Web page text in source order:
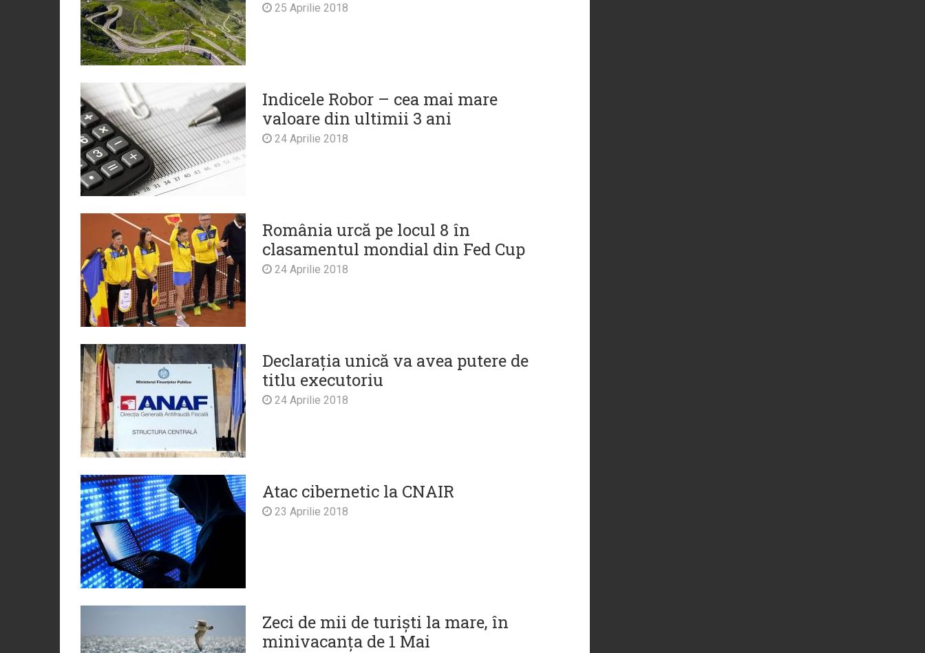
25 Aprilie 2018
Indicele Robor – cea mai mare
valoare din ultimii 3 ani
24 Aprilie 2018
România urcă pe locul 8 în
clasamentul mondial din Fed Cup
24 Aprilie 2018
Declarația unică va avea putere de
titlu executoriu
24 Aprilie 2018
Atac cibernetic la CNAIR
23 Aprilie 2018
Zeci de mii de turiști la mare, în
minivacanța de 1 Mai